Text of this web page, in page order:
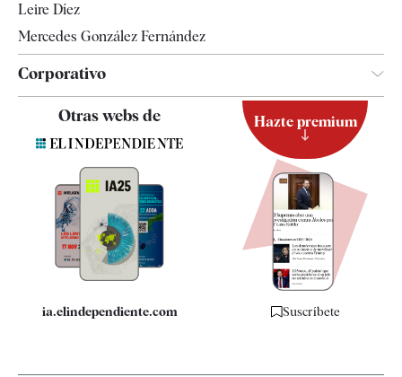
Leire Díez
Mercedes González Fernández
Corporativo
Contacto
Quiénes somos
Especificaciones
Otras webs de
ia.elindependiente.com
Hazte premium
Suscríbete